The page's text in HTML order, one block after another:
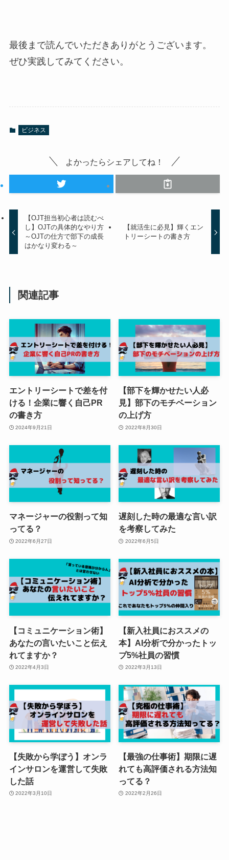
最後まで読んでいただきありがとうございます。
ぜひ実践してみてください。
ビジネス
よかったらシェアしてね！
【OJT担当初心者は読むべ
し】OJTの具体的なやり方
～OJTの仕方で部下の成長
はかなり変わる～
【就活生に必見】輝くエン
トリーシートの書き方
関連記事
エントリーシートで差を付
ける！企業に響く自己PR
の書き方
2024年9月21日
【部下を輝かせたい人必
見】部下のモチベーション
の上げ方
2022年8月30日
マネージャーの役割って知
ってる？
2022年6月27日
遅刻した時の最適な言い訳
を考察してみた
2022年6月5日
【コミュニケーション術】
あなたの言いたいこと伝え
れてますか？
2022年4月3日
【新入社員におススメの
本】AI分析で分かったトッ
プ5%社員の習慣
2022年3月13日
【失敗から学ぼう】オンラ
インサロンを運営して失敗
した話
2022年3月10日
【最強の仕事術】期限に遅
れても高評価される方法知
ってる？
2022年2月26日